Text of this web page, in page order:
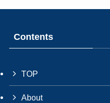
Contents
TOP
About